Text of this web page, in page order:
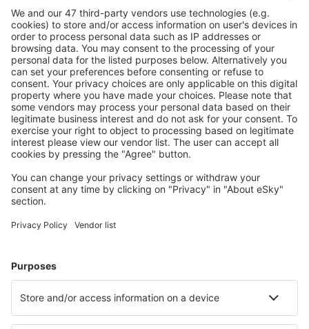
Economiseşte mai mult
Prețuri atractive și oferte speciale pentru utilizatorii
conectați.
Cazarea preferată
Alege din peste 1,3 mil. de opţiuni: hoteluri, cabane,
apartamente și altele.
Cele mai căutate cazări de către utilizatorii eSky
Cazare în Germania - Orașe populare
Cazare în Gromitz
Cazare în Westerland Cazare în Ruhpolding